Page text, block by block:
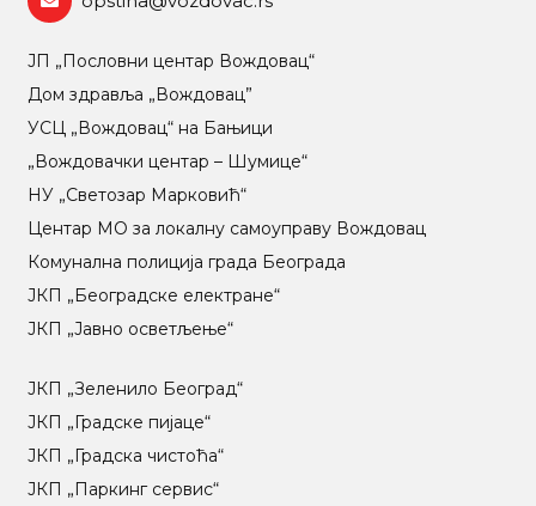
ЈП „Пословни центар Вождовац“
Дом здравља „Вождовац”
УСЦ „Вождовац“ на Бањици
„Вождовачки центар – Шумице“
НУ „Светозар Марковић“
Центар МO за локалну самоуправу Вождовац
Комунална полиција града Београда
ЈКП „Београдске електране“
ЈКП „Јавно осветљење“
ЈКП „Зеленило Београд“
ЈКП „Градске пијаце“
ЈКП „Градска чистоћа“
ЈКП „Паркинг сервис“